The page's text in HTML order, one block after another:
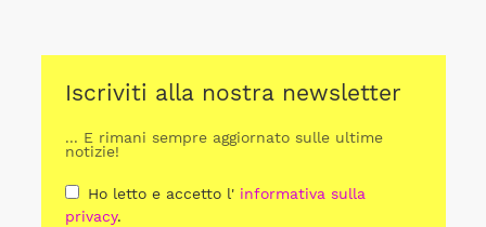
Iscriviti alla nostra newsletter
... E rimani sempre aggiornato sulle ultime
notizie!
Ho letto e accetto l' informativa sulla
privacy.